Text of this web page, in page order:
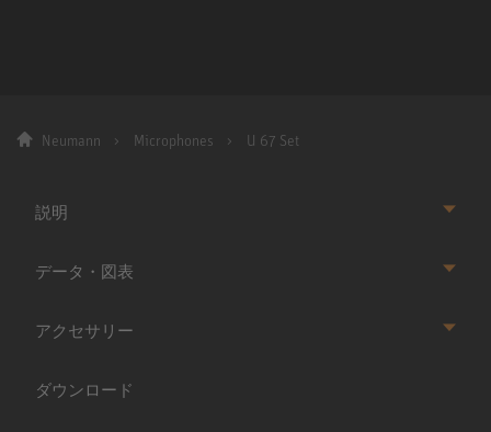
Neumann Microphones U 67 Set
説明
データ・図表
アクセサリー
ダウンロード